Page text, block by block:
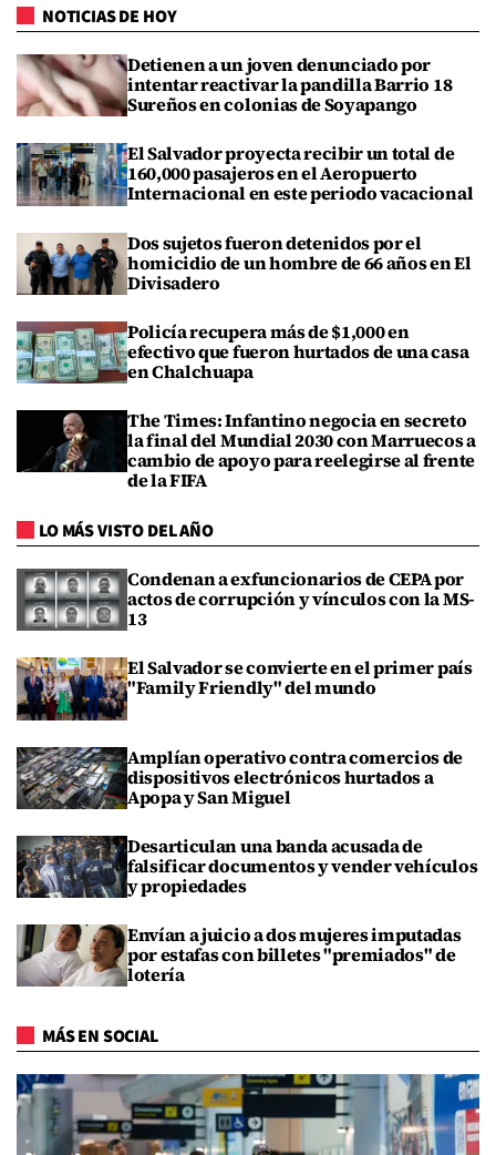
NOTICIAS DE HOY
Detienen a un joven denunciado por
intentar reactivar la pandilla Barrio 18
Sureños en colonias de Soyapango
El Salvador proyecta recibir un total de
160,000 pasajeros en el Aeropuerto
Internacional en este periodo vacacional
Dos sujetos fueron detenidos por el
homicidio de un hombre de 66 años en El
Divisadero
Policía recupera más de $1,000 en
efectivo que fueron hurtados de una casa
en Chalchuapa
The Times: Infantino negocia en secreto
la final del Mundial 2030 con Marruecos a
cambio de apoyo para reelegirse al frente
de la FIFA
LO MÁS VISTO DEL AÑO
Condenan a exfuncionarios de CEPA por
actos de corrupción y vínculos con la MS-
13
El Salvador se convierte en el primer país
"Family Friendly" del mundo
Amplían operativo contra comercios de
dispositivos electrónicos hurtados a
Apopa y San Miguel
Desarticulan una banda acusada de
falsificar documentos y vender vehículos
y propiedades
Envían a juicio a dos mujeres imputadas
por estafas con billetes "premiados" de
lotería
MÁS EN SOCIAL